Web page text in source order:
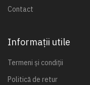
Contact
Informații utile
Termeni și condiții
Politică de retur